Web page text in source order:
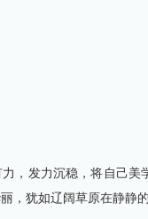
，发力沉稳，将自己
，犹如辽阔草原在静静